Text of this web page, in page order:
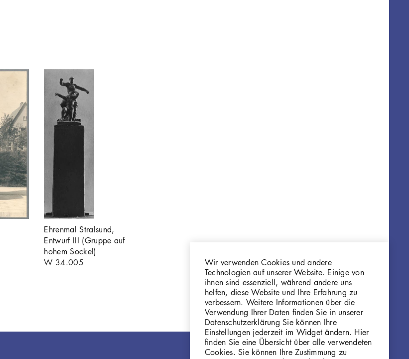
Ehrenmal Stralsund,
Entwurf III (Gruppe auf
hohem Sockel)
W 34.005
Wir verwenden Cookies und andere
Technologien auf unserer Website. Einige von
ihnen sind essenziell, während andere uns
helfen, diese Website und Ihre Erfahrung zu
verbessern. Weitere Informationen über die
Verwendung Ihrer Daten finden Sie in unserer
Datenschutzerklärung Sie können Ihre
Einstellungen jederzeit im Widget ändern. Hier
finden Sie eine Übersicht über alle verwendeten
Cookies. Sie können Ihre Zustimmung zu